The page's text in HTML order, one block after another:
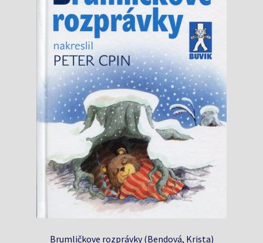
Brumličkove rozprávky (Bendová, Krista)